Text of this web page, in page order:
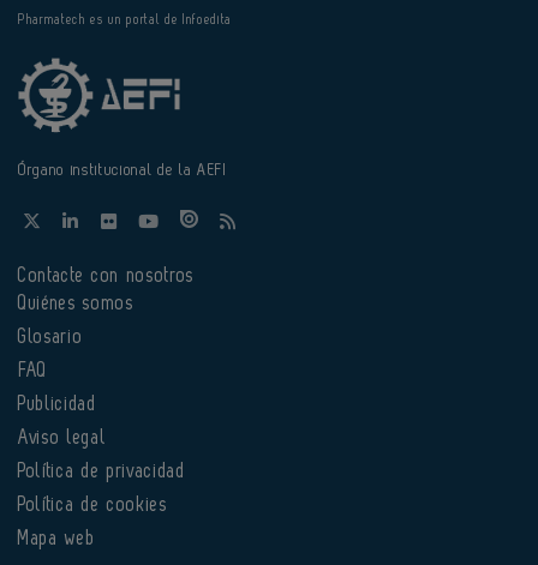
Pharmatech es un portal de Infoedita
Órgano institucional de la AEFI
Contacte con nosotros
Quiénes somos
Glosario
FAQ
Publicidad
Aviso legal
Política de privacidad
Política de cookies
Mapa web